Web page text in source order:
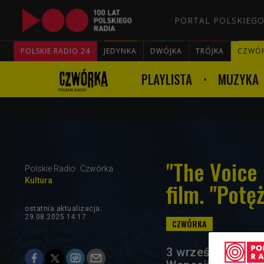
PORTAL
POLSKIE RADIO 24 JEDYNKA DWÓJKA TRÓJKA
PLAYLISTA MUZYKA
Polskie Radio
Czwórka
Kultura
"The
film.
ostatnia aktualizacja:
29.08.2025 14:17
3 września na